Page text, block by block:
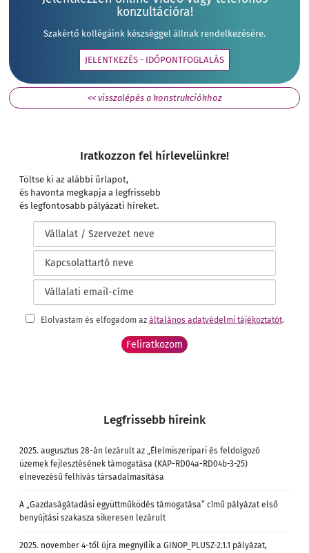
konzultációra!
Szakértő kollégáink készséggel állnak rendelkezésére.
JELENTKEZÉS - IDŐPONTFOGLALÁS
<< visszalépés a konstrukciókhoz
Iratkozzon fel hírlevelünkre!
Töltse ki az alábbi űrlapot,
és havonta megkapja a legfrissebb
és legfontosabb pályázati híreket.
Elolvastam és elfogadom az általános adatvédelmi tájékoztatót.
Legfrissebb híreink
2025. augusztus 28-án lezárult az „Élelmiszeripari és feldolgozó
üzemek fejlesztésének támogatása (KAP-RD04a-RD04b-3-25)
elnevezésű felhívás társadalmasítása
A „Gazdaságátadási együttműködés támogatása” című pályázat első
benyújtási szakasza sikeresen lezárult
2025. november 4-től újra megnyílik a GINOP_PLUSZ-2.1.1 pályázat,